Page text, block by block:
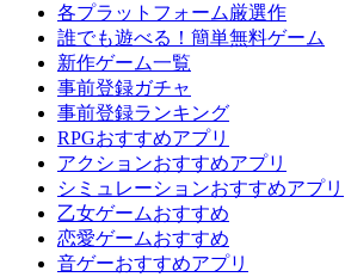
各プラットフォーム厳選作
誰でも遊べる！簡単無料ゲーム
新作ゲーム一覧
事前登録ガチャ
事前登録ランキング
RPGおすすめアプリ
アクションおすすめアプリ
シミュレーションおすすめアプリ
乙女ゲームおすすめ
恋愛ゲームおすすめ
音ゲーおすすめアプリ